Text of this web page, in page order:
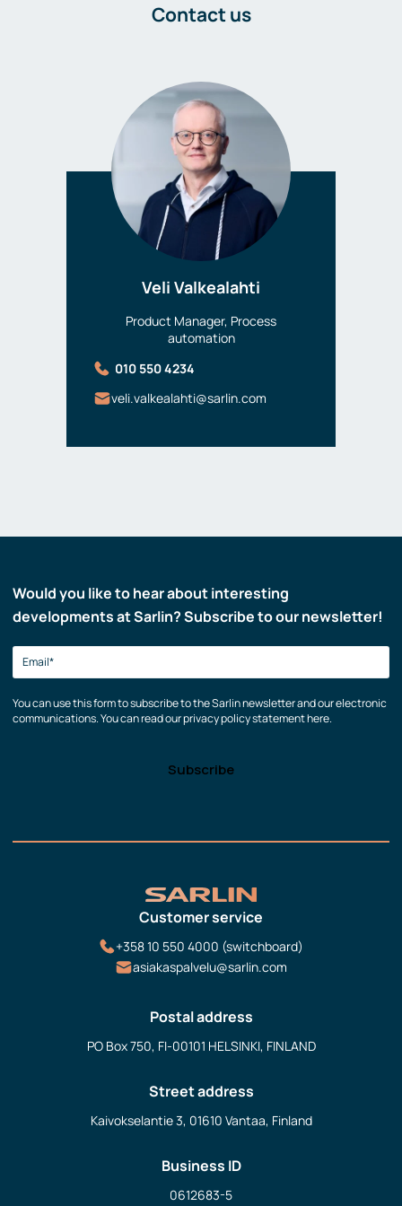
Contact us
Veli Valkealahti
Product Manager, Process
automation
010 550 4234
veli.valkealahti@sarlin.com
Would you like to hear about interesting
developments at Sarlin? Subscribe to our newsletter!
You can use this form to subscribe to the Sarlin newsletter and our electronic
communications. You can read our privacy policy statement here.
Customer service
+358 10 550 4000 (switchboard)
asiakaspalvelu@sarlin.com
Postal address
PO Box 750, FI-00101 HELSINKI, FINLAND
Street address
Kaivokselantie 3, 01610 Vantaa, Finland
Business ID
0612683-5